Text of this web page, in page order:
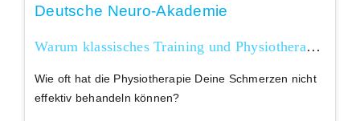
Warum klassisches Training und Physiotherapie oft versagt und was unser Gehirn damit zu tun hat
Wie oft hat die Physiotherapie Deine Schmerzen nicht
effektiv behandeln können?